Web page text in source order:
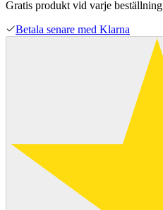
Gratis produkt vid varje beställning
Betala senare med Klarna